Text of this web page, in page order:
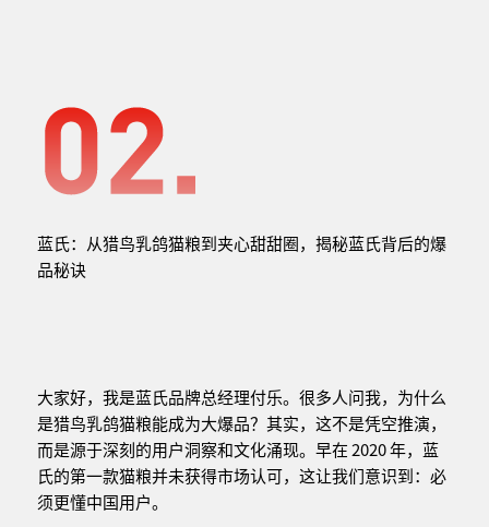
蓝氏：从猎鸟乳鸽猫粮到夹心甜甜圈，揭秘蓝氏背后的爆
品秘诀
大家好，我是蓝氏品牌总经理付乐。很多人问我，为什么
是猎鸟乳鸽猫粮能成为大爆品？其实，这不是凭空推演，
而是源于深刻的用户洞察和文化涌现。早在 2020 年，蓝
氏的第一款猫粮并未获得市场认可，这让我们意识到：必
须更懂中国用户。